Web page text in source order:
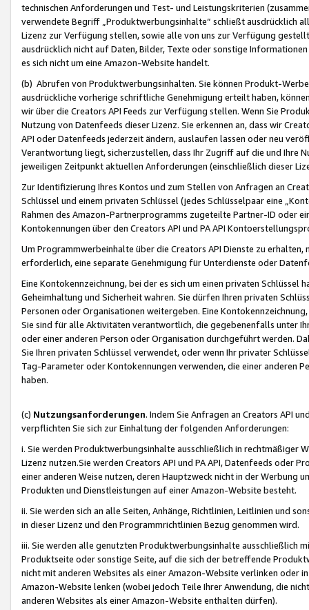
technischen Anforderungen und Test- und Leistungskriterien
verwendete Begriff „Produktwerbungsinhalte“ schließt ausdrücklich
Lizenz zur Verfügung stellen, sowie alle von uns zur Verfügung
ausdrücklich nicht auf Daten, Bilder, Texte oder sonstige
es sich nicht um eine Amazon-Website handelt.
(b) Abrufen von Produktwerbungsinhalten. Sie können Produkt-
ausdrückliche vorherige schriftliche Genehmigung erteilt haben,
wir über die Creators API Feeds zur Verfügung stellen. Wenn Sie
Nutzung von Datenfeeds dieser Lizenz. Sie erkennen an, dass wir
API oder Datenfeeds jederzeit ändern, auslaufen lassen oder neu
Verantwortung liegt, sicherzustellen, dass Ihr Zugriff auf die und Ihre
jeweiligen Zeitpunkt aktuellen Anforderungen (einschließlich dieser
Zur Identifizierung Ihres Kontos und zum Stellen von Anfragen an
Schlüssel und einem privaten Schlüssel (jedes Schlüsselpaar eine
Rahmen des Amazon-Partnerprogramms zugeteilte Partner-ID oder
Kontokennungen über den Creators API und PA API
Um Programmwerbeinhalte über die Creators API Dienste zu
erforderlich, eine separate Genehmigung für Unterdienste oder
Eine Kontokennzeichnung, bei der es sich um einen privaten
Geheimhaltung und Sicherheit wahren. Sie dürfen Ihren privaten
Personen oder Organisationen weitergeben. Eine
Sie sind für alle Aktivitäten verantwortlich, die gegebenenfalls unter
oder einer anderen Person oder Organisation durchgeführt werden.
Sie Ihren privaten Schlüssel verwendet, oder wenn Ihr privater
Tag-Parameter oder Kontokennungen verwenden, die einer anderen
haben.
(c) Nutzungsanforderungen. Indem Sie Anfragen an Creators API
verpflichten Sie sich zur Einhaltung der folgenden Anforderungen:
i. Sie werden Produktwerbungsinhalte ausschließlich in rechtmäßiger
Lizenz nutzen.Sie werden Creators API und PA API, Datenfeeds oder
einer anderen Weise nutzen, deren Hauptzweck nicht in der Werbung
Produkten und Dienstleistungen auf einer Amazon-Website besteht.
ii. Sie werden sich an alle Seiten, Anhänge, Richtlinien, Leitlinien und
in dieser Lizenz und den Programmrichtlinien Bezug genommen wird.
iii. Sie werden alle genutzten Produktwerbungsinhalte ausschließlich
Produktseite oder sonstige Seite, auf die sich der betreffende
nicht mit anderen Websites als einer Amazon-Website verlinken oder
Amazon-Website lenken (wobei jedoch Teile Ihrer Anwendung, die
anderen Websites als einer Amazon-Website enthalten dürfen).